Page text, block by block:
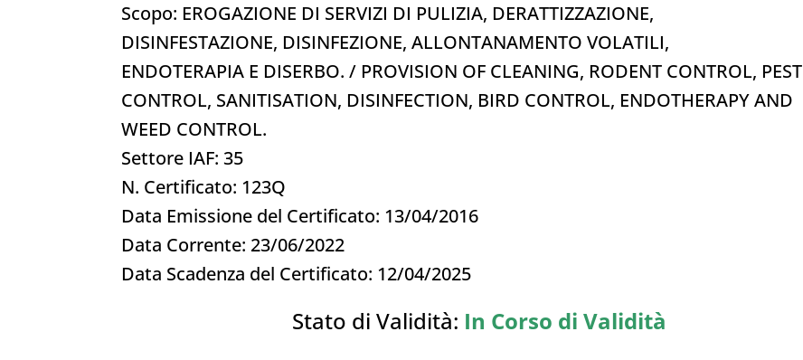
Scopo: EROGAZIONE DI SERVIZI DI PULIZIA, DERATTIZZAZIONE,
DISINFESTAZIONE, DISINFEZIONE, ALLONTANAMENTO VOLATILI,
ENDOTERAPIA E DISERBO. / PROVISION OF CLEANING, RODENT CONTROL, PEST
CONTROL, SANITISATION, DISINFECTION, BIRD CONTROL, ENDOTHERAPY AND
WEED CONTROL.
Settore IAF: 35
N. Certificato: 123Q
Data Emissione del Certificato: 13/04/2016
Data Corrente: 23/06/2022
Data Scadenza del Certificato: 12/04/2025
Stato di Validità: In Corso di Validità